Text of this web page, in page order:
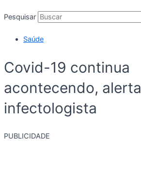
Pesquisar
Saúde
Covid-19 continua
acontecendo, alerta
infectologista
PUBLICIDADE